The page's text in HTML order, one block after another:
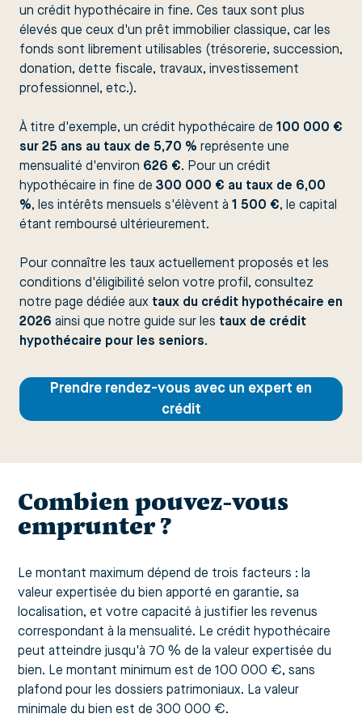
un crédit hypothécaire in fine. Ces taux sont plus
élevés que ceux d'un prêt immobilier classique, car les
fonds sont librement utilisables (trésorerie, succession,
donation, dette fiscale, travaux, investissement
professionnel, etc.).
À titre d'exemple, un crédit hypothécaire de 100 000 €
sur 25 ans au taux de 5,70 % représente une
mensualité d'environ 626 €. Pour un crédit
hypothécaire in fine de 300 000 € au taux de 6,00
%, les intérêts mensuels s'élèvent à 1 500 €, le capital
étant remboursé ultérieurement.
Pour connaître les taux actuellement proposés et les
conditions d'éligibilité selon votre profil, consultez
notre page dédiée aux taux du crédit hypothécaire en
2026 ainsi que notre guide sur les taux de crédit
hypothécaire pour les seniors.
Prendre rendez-vous avec un expert en
crédit
Combien pouvez-vous
emprunter ?
Le montant maximum dépend de trois facteurs : la
valeur expertisée du bien apporté en garantie, sa
localisation, et votre capacité à justifier les revenus
correspondant à la mensualité. Le crédit hypothécaire
peut atteindre jusqu'à 70 % de la valeur expertisée du
bien. Le montant minimum est de 100 000 €, sans
plafond pour les dossiers patrimoniaux. La valeur
minimale du bien est de 300 000 €.